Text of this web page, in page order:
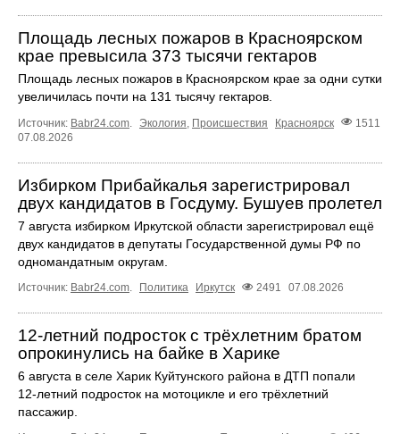
Площадь лесных пожаров в Красноярском
крае превысила 373 тысячи гектаров
Площадь лесных пожаров в Красноярском крае за одни сутки
увеличилась почти на 131 тысячу гектаров.
Источник: Babr24.com Экология Происшествия Красноярск
1511
07.08.2026
Избирком Прибайкалья зарегистрировал
двух кандидатов в Госдуму. Бушуев пролетел
7 августа избирком Иркутской области зарегистрировал ещё
двух кандидатов в депутаты Государственной думы РФ по
одномандатным округам.
Источник: Babr24.com Политика Иркутск 2491 07.08.2026
12‑летний подросток с трёхлетним братом
опрокинулись на байке в Харике
6 августа в селе Харик Куйтунского района в ДТП попали
12‑летний подросток на мотоцикле и его трёхлетний
пассажир.